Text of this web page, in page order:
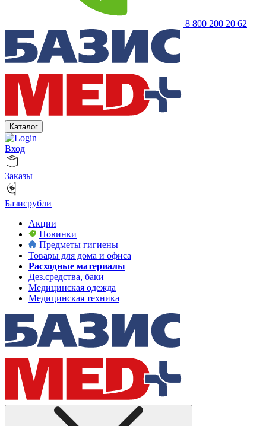
8 800 200 20 62
Каталог
Вход
Заказы
Базисрубли
Акции
Новинки
Предметы гигиены
Товары для дома и офиса
Расходные материалы
Дез.средства, баки
Медицинская одежда
Медицинская техника